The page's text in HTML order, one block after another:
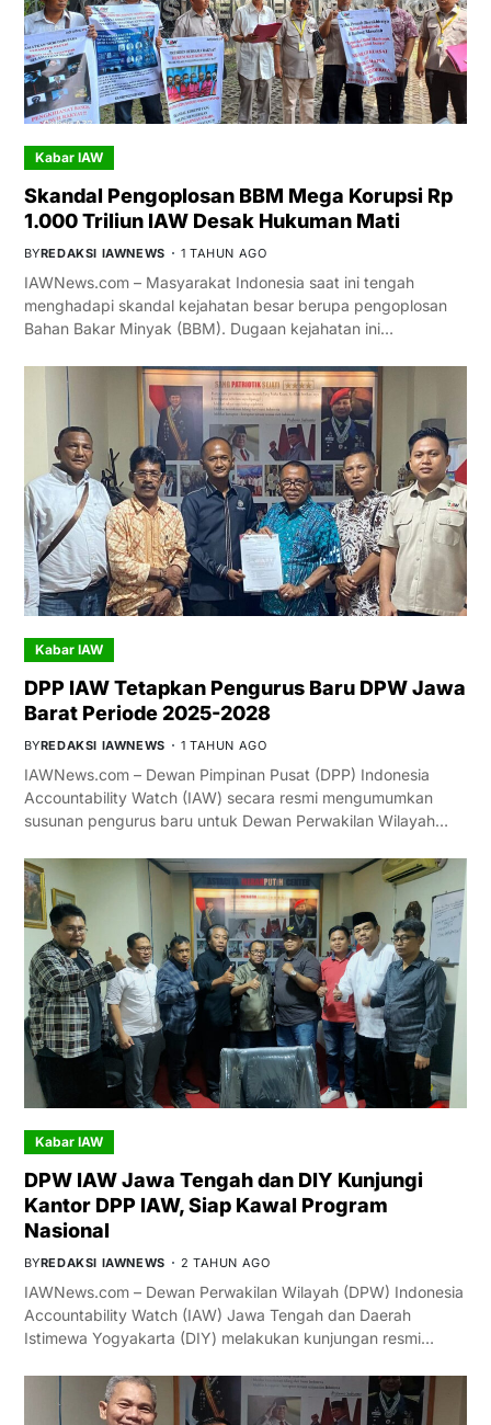
Kabar IAW
Skandal Pengoplosan BBM Mega Korupsi Rp
1.000 Triliun IAW Desak Hukuman Mati
BYREDAKSI IAWNEWS 1 TAHUN AGO
IAWNews.com – Masyarakat Indonesia saat ini tengah
menghadapi skandal kejahatan besar berupa pengoplosan
Bahan Bakar Minyak (BBM). Dugaan kejahatan ini…
Kabar IAW
DPP IAW Tetapkan Pengurus Baru DPW Jawa
Barat Periode 2025-2028
BYREDAKSI IAWNEWS 1 TAHUN AGO
IAWNews.com – Dewan Pimpinan Pusat (DPP) Indonesia
Accountability Watch (IAW) secara resmi mengumumkan
susunan pengurus baru untuk Dewan Perwakilan Wilayah…
Kabar IAW
DPW IAW Jawa Tengah dan DIY Kunjungi
Kantor DPP IAW, Siap Kawal Program
Nasional
BYREDAKSI IAWNEWS 2 TAHUN AGO
IAWNews.com – Dewan Perwakilan Wilayah (DPW) Indonesia
Accountability Watch (IAW) Jawa Tengah dan Daerah
Istimewa Yogyakarta (DIY) melakukan kunjungan resmi…